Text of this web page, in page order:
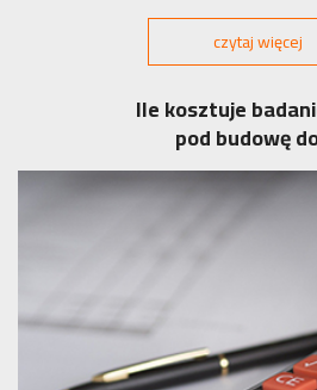
czytaj więcej
Ile kosztuje
pod budowę